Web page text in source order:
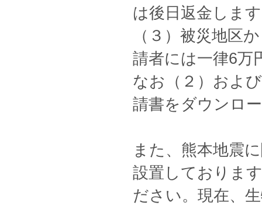
は後日返金しま
（３）被災地区
請者には一律6万
なお（２）およ
請書をダウンロ
また、熊本地震
設置しておりま
ださい。現在、